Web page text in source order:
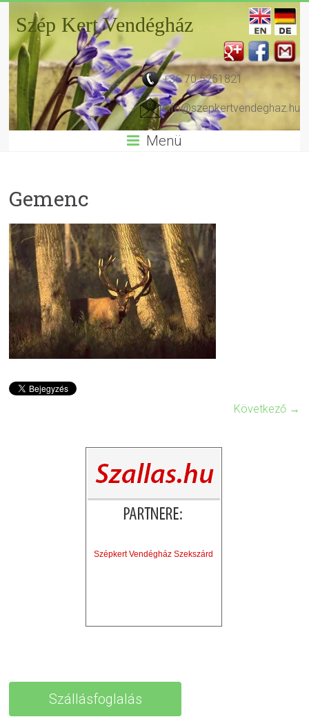
Szép Kert Vendégház
+36 70 5251821
info@szepkertvendeghaz.hu
Menü
Gemenc
Következő →
Szépkert Vendégház Szekszárd
Szállásfoglalás